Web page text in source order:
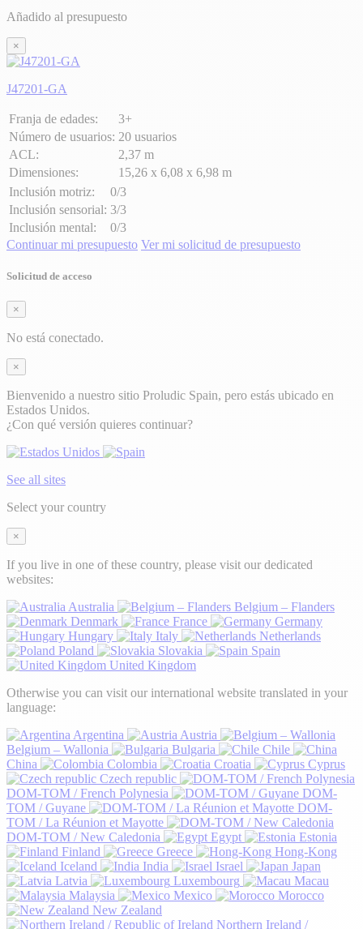
Añadido al presupuesto
×
J47201-GA
Franja de edades:
3+
Número de usuarios: 20 usuarios
ACL:
2,37 m
Dimensiones:
15,26 x 6,08 x 6,98 m
Inclusión motriz:
0/3
Inclusión sensorial: 3/3
Inclusión mental:
0/3
Continuar mi presupuesto Ver mi solicitud de presupuesto
Solicitud de acceso
×
No está conectado.
×
Bienvenido a nuestro sitio Proludic Spain, pero estás ubicado en
Estados Unidos.
¿Con qué versión quieres continuar?
See all sites
Select your country
×
If you live in one of these country, please visit our dedicated
websites:
Australia
Belgium – Flanders
Denmark
France
Germany
Hungary
Italy
Netherlands
Poland
Slovakia
Spain
United Kingdom
Otherwise you can visit our international website translated in your
language:
Argentina
Austria
Belgium – Wallonia
Bulgaria
Chile
China
Colombia Croatia
Cyprus
Czech republic
DOM-TOM / French Polynesia
DOM-
TOM / Guyane
DOM-
TOM / La Réunion et Mayotte
DOM-TOM / New Caledonia
Egypt
Estonia
Finland
Greece
Hong-Kong
Iceland
India Israel
Japan
Latvia
Luxembourg
Macau
Malaysia
Mexico
Morocco
New Zealand
Northern Ireland /